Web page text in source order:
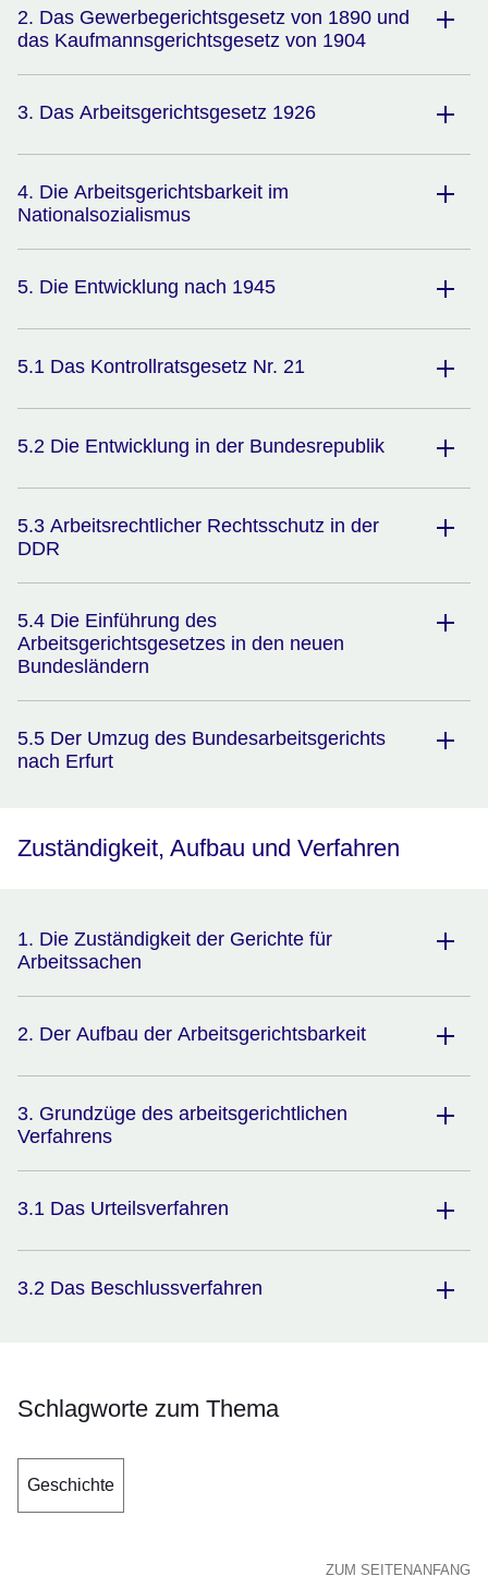
2. Das Gewerbegerichtsgesetz von 1890 und
das Kaufmannsgerichtsgesetz von 1904
3. Das Arbeitsgerichtsgesetz 1926
4. Die Arbeitsgerichtsbarkeit im
Nationalsozialismus
5. Die Entwicklung nach 1945
5.1 Das Kontrollratsgesetz Nr. 21
5.2 Die Entwicklung in der Bundesrepublik
5.3 Arbeitsrechtlicher Rechtsschutz in der
DDR
5.4 Die Einführung des
Arbeitsgerichtsgesetzes in den neuen
Bundesländern
5.5 Der Umzug des Bundesarbeitsgerichts
nach Erfurt
Zuständigkeit, Aufbau und Verfahren
1. Die Zuständigkeit der Gerichte für
Arbeitssachen
2. Der Aufbau der Arbeitsgerichtsbarkeit
3. Grundzüge des arbeitsgerichtlichen
Verfahrens
3.1 Das Urteilsverfahren
3.2 Das Beschlussverfahren
Schlagworte zum Thema
Geschichte
ZUM SEITENANFANG